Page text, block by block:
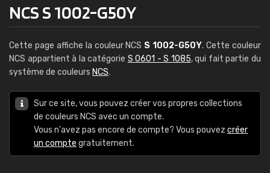
NCS S 1002-G50Y
Cette page affiche la couleur NCS S 1002-G50Y. Cette couleur
NCS appartient à la catégorie S 0601 - S 1085, qui fait partie du
système de couleurs NCS.
Sur ce site, vous pouvez créer vos propres collections
de couleurs NCS avec un compte.
Vous n'avez pas encore de compte? Vous pouvez créer
un compte gratuitement.